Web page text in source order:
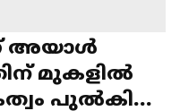
അയാള്‍
മുകളില്‍
പുല്‍കിയ